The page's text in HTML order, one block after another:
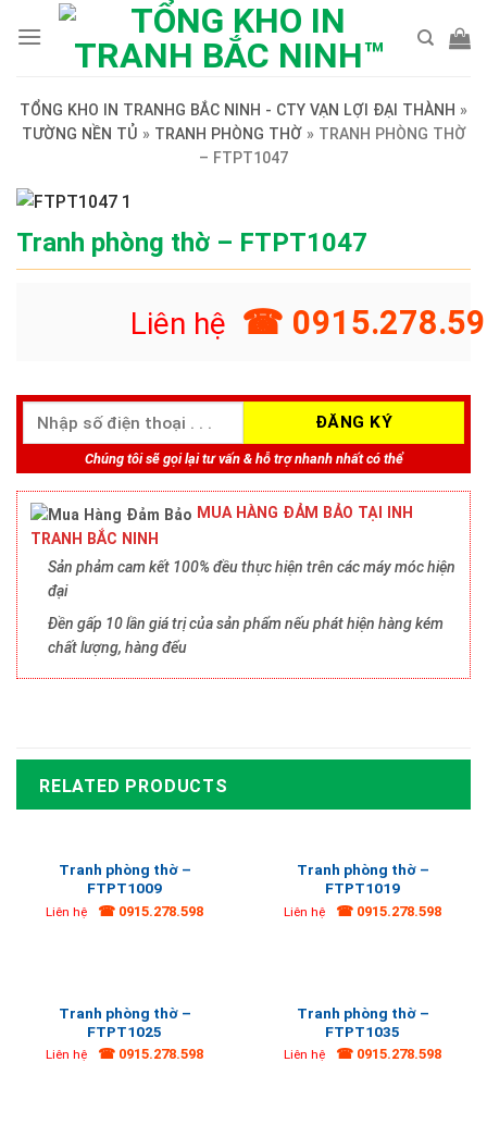
TỔNG KHO IN TRANHG BẮC NINH - CTY VẠN LỢI ĐẠI THÀNH »
TƯỜNG NỀN TỦ » TRANH PHÒNG THỜ» TRANH PHÒNG THỜ
– FTPT1047
Tranh phòng thờ – FTPT1047
Liên hệ ☎
Chúng tôi sẽ gọi lại tư vấn & hỗ trợ nhanh nhất có thể
MUA HÀNG ĐẢM BẢO TẠI INH
TRANH BẮC NINH
Sản phảm cam kết 100% đều thực hiện trên các máy móc hiện
đại
Đền gấp 10 lần giá trị của sản phẩm nếu phát hiện hàng kém
chất lượng, hàng đểu
RELATED PRODUCTS
Tranh phòng thờ –
FTPT1009
Liên hệ ☎ 0915.278.598
Tranh phòng thờ –
FTPT1019
Liên hệ ☎ 0915.278.598
Tranh phòng thờ –
FTPT1025
Liên hệ ☎ 0915.278.598
Tranh phòng thờ –
FTPT1035
Liên hệ ☎ 0915.278.598